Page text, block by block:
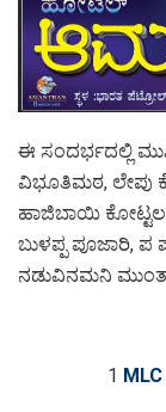
ಈ ಸಂದರ್ಭದಲ್ಲಿ
ವಿಭೂತಿಮಠ, ಲೇಪು
ಹಾಜಿಬಾಯಿ
ಬುಳಪ್ಪ ಪೂಜಾರಿ,
ನಡುವಿನಮನಿ
1